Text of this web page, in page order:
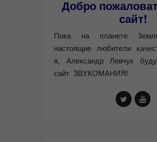
Добро
сайт!
Пока на планете
настоящие любители
я, Александр Левчук
сайт ЗВУКОМАНИЯ!